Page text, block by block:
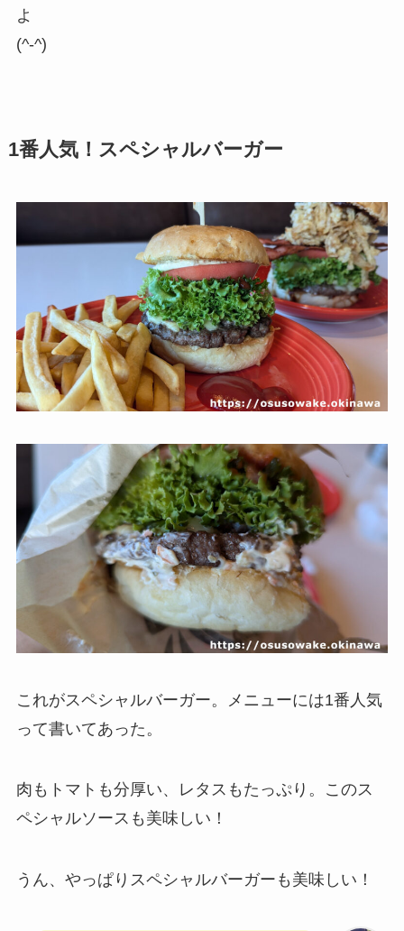
よ
(^-^)
1番人気！スペシャルバーガー
これがスペシャルバーガー。メニューには1番人気
って書いてあった。
肉もトマトも分厚い、レタスもたっぷり。このス
ペシャルソースも美味しい！
うん、やっぱりスペシャルバーガーも美味しい！